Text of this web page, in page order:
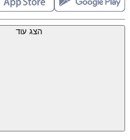
הצג עוד